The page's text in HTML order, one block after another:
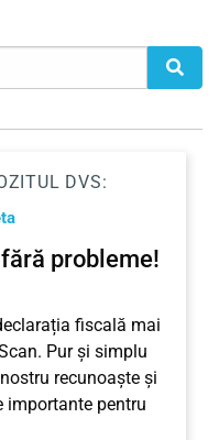
DVS:
probleme!
fiscală mai
Pur și simplu
recunoaște și
importante pentru